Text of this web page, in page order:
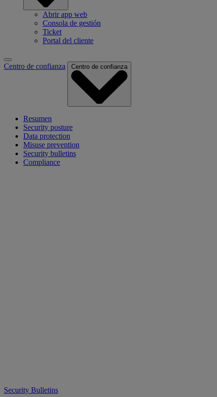
Abrir app web
Consola de gestión
Ticket
Portal del cliente
Centro de confianza Centro de confianza
Resumen
Security posture
Data protection
Misuse prevention
Security bulletins
Compliance
Security Bulletins